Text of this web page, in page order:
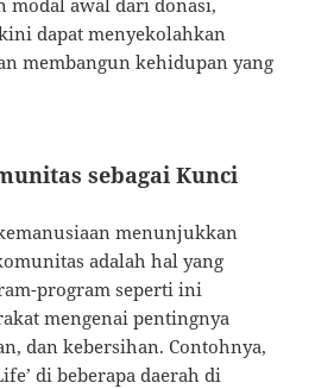
modal awal dari donasi,
dapat menyekolahkan
membangun kehidupan yang
sebagai Kunci
menunjukkan
adalah hal yang
program seperti ini
mengenai pentingnya
dan kebersihan. Contohnya,
di beberapa daerah di